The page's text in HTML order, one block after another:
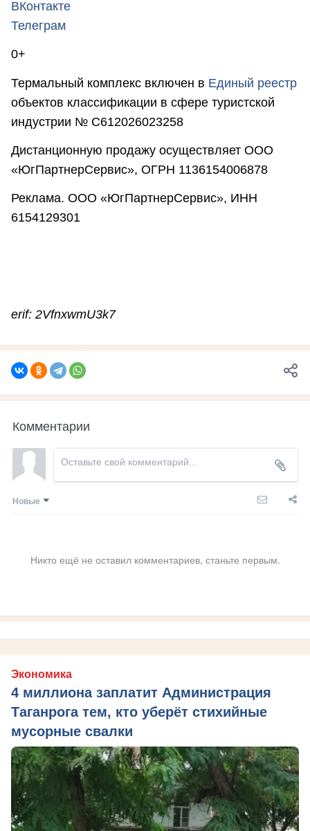
ВКонтакте
Телеграм
0+
Термальный комплекс включен в Единый реестр
объектов классификации в сфере туристской
индустрии № С612026023258
Дистанционную продажу осуществляет ООО
«ЮгПартнерСервис», ОГРН 1136154006878
Реклама. ООО «ЮгПартнерСервис», ИНН
6154129301
erif: 2VfnxwmU3k7
Комментарии
Новые
Никто ещё не оставил комментариев, станьте первым.
Экономика
4 миллиона заплатит Администрация
Таганрога тем, кто уберёт стихийные
мусорные свалки